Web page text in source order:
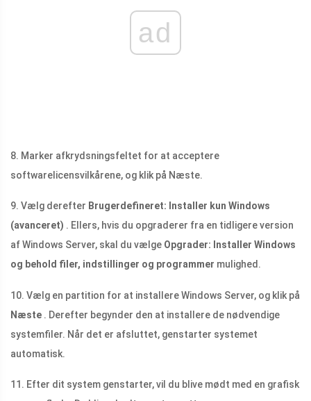
ad
8. Marker afkrydsningsfeltet for at acceptere
softwarelicensvilkårene, og klik på Næste.
9. Vælg derefter Brugerdefineret: Installer kun Windows
(avanceret) . Ellers, hvis du opgraderer fra en tidligere version
af Windows Server, skal du vælge Opgrader: Installer Windows
og behold filer, indstillinger og programmer mulighed.
10. Vælg en partition for at installere Windows Server, og klik på
Næste . Derefter begynder den at installere de nødvendige
systemfiler. Når det er afsluttet, genstarter systemet
automatisk.
11. Efter dit system genstarter, vil du blive mødt med en grafisk